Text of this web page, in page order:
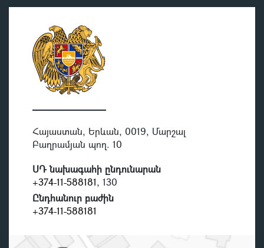
Հայաստան, Երևան, 0019, Մարշալ
Բաղրամյան պող. 10
ՍԴ նախագահի ընդունարան
+374-11-588181, 130
Ընդհանուր բաժին
+374-11-588181